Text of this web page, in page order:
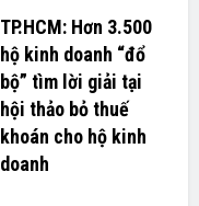
TP.HCM: Hơn 3.500
hộ kinh doanh “đổ
bộ” tìm lời giải tại
hội thảo bỏ thuế
khoán cho hộ kinh
doanh